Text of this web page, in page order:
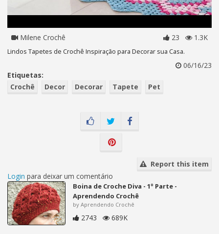
Milene Crochê 23 1.3K
Lindos Tapetes de Crochê Inspiração para Decorar sua Casa.
06/16/23
Etiquetas:
Crochê
Decor Decorar Tapete Pet
Report this item
Login para deixar um comentário
Boina de Croche Diva - 1º Parte -
Aprendendo Crochê
by Aprendendo Crochê
2743 689K